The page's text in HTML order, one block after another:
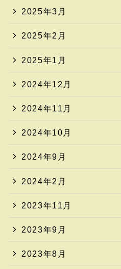
2025年3月
2025年2月
2025年1月
2024年12月
2024年11月
2024年10月
2024年9月
2024年2月
2023年11月
2023年9月
2023年8月